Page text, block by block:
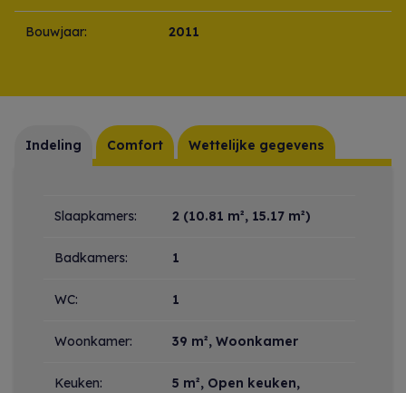
Bouwjaar: 2011
Indeling Comfort Wettelijke gegevens
Indeling
Slaapkamers: 2 (10.81 m², 15.17 m²)
Badkamers: 1
WC: 1
Woonkamer: 39 m², Woonkamer
Keuken: 5 m², Open keuken,